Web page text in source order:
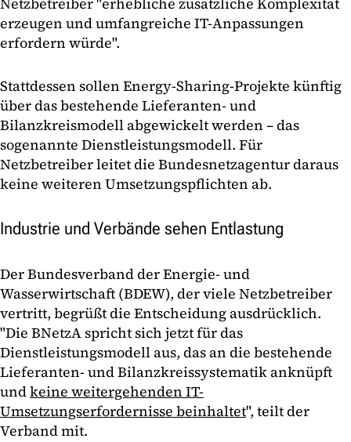
erzeugen und umfangreiche IT-Anpassungen
erfordern würde".
Stattdessen sollen Energy-Sharing-Projekte künftig
über das bestehende Lieferanten- und
Bilanzkreismodell abgewickelt werden – das
sogenannte Dienstleistungsmodell. Für
Netzbetreiber leitet die Bundesnetzagentur daraus
keine weiteren Umsetzungspflichten ab.
Industrie und Verbände sehen Entlastung
Der Bundesverband der Energie- und
Wasserwirtschaft (BDEW), der viele Netzbetreiber
vertritt, begrüßt die Entscheidung ausdrücklich.
"Die BNetzA spricht sich jetzt für das
Dienstleistungsmodell aus, das an die bestehende
Lieferanten- und Bilanzkreissystematik anknüpft
undkeine weitergehenden IT-
Umsetzungserfordernisse beinhaltet", teilt der
Verband mit.